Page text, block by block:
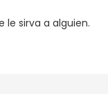
le sirva a alguien.